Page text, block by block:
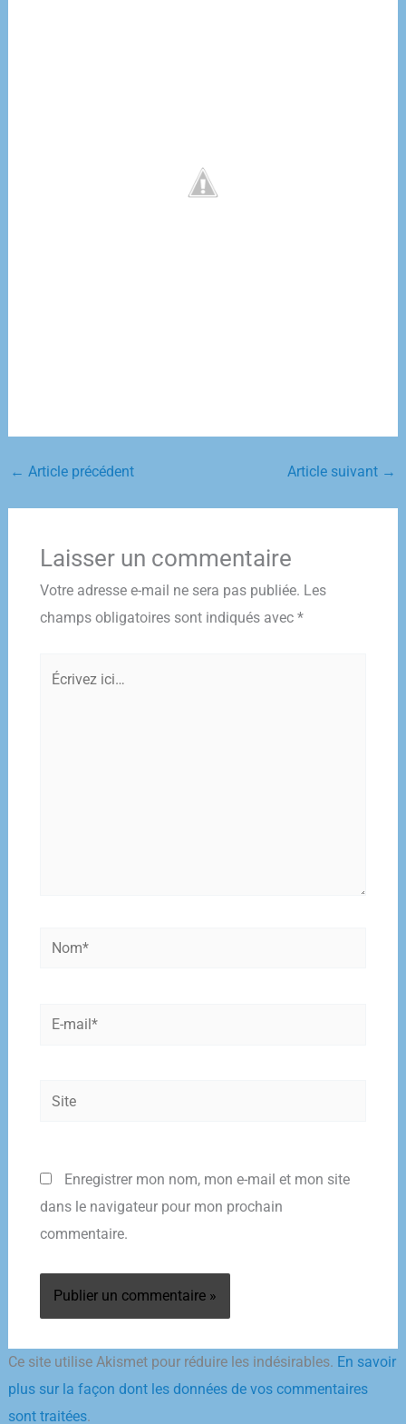
← Article précédent Article suivant →
Laisser un commentaire
Votre adresse e-mail ne sera pas publiée. Les
champs obligatoires sont indiqués avec *
Nom*
Site
Enregistrer mon nom, mon e-mail et mon site
dans le navigateur pour mon prochain
commentaire.
Ce site utilise Akismet pour réduire les indésirables. En savoir
plus sur la façon dont les données de vos commentaires
sont traitées.